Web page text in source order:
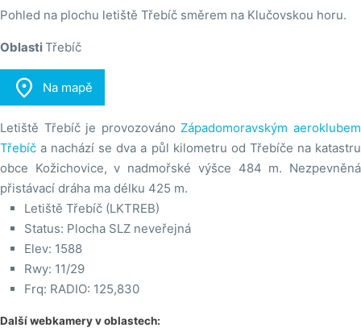
Pohled na plochu letiště Třebíč směrem na Klučovskou horu.
OblastiTřebíč
 Na mapě
Letiště Třebíč je provozovánoZápadomoravským aeroklubem
Třebíč a nachází se dva a půl kilometru od Třebíče na katastru
obce Kožichovice, v nadmořské výšce 484 m. Nezpevněná
přistávací dráha ma délku 425 m.
Letiště Třebíč (LKTREB)
Status: Plocha SLZ neveřejná
Elev: 1588
Rwy: 11/29
Frq: RADIO: 125,830
Další webkamery v oblastech: